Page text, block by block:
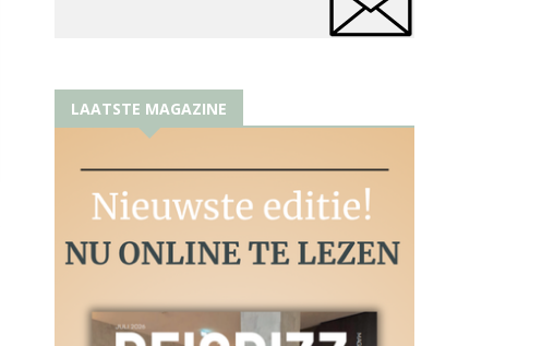
LAATSTE MAGAZINE